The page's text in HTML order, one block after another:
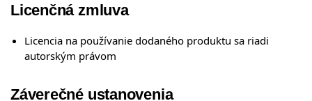
Licenčná zmluva
Licencia na používanie dodaného produktu sa riadi
autorským právom
Záverečné ustanovenia